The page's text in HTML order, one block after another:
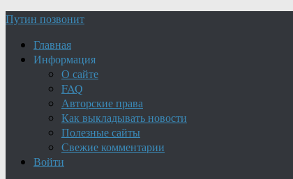
Путин позвонит
Главная
Информация
О сайте
FAQ
Авторские права
Как выкладывать новости
Полезные сайты
Свежие комментарии
Войти